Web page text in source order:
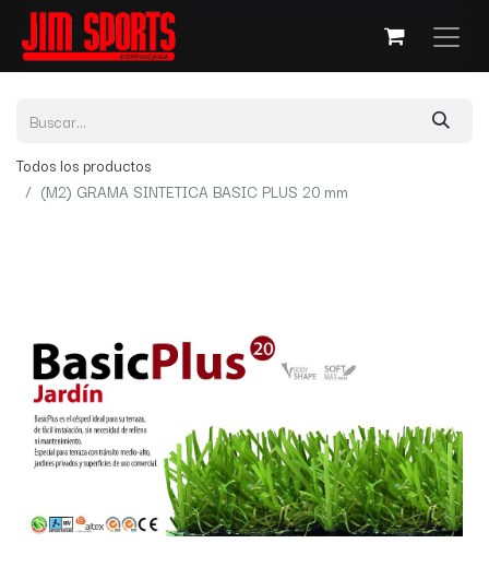
Todos los productos
(M2) GRAMA SINTETICA BASIC PLUS 20 mm